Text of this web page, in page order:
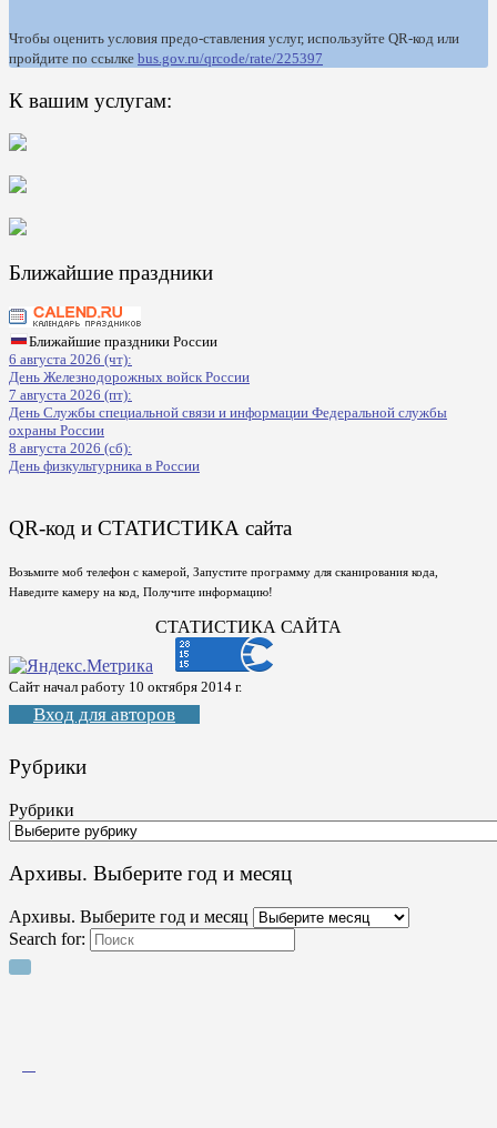
Чтобы оценить условия предо-ставления услуг, используйте QR-код или
пройдите по ссылке bus.gov.ru/qrcode/rate/225397
К вашим услугам:
Ближайшие праздники
Ближайшие праздники России
6 августа 2026 (чт):
День Железнодорожных войск России
7 августа 2026 (пт):
День Службы специальной связи и информации Федеральной службы
охраны России
8 августа 2026 (сб):
День физкультурника в России
QR-код и СТАТИСТИКА сайта
Возьмите моб телефон с камерой, Запустите программу для сканирования кода,
Наведите камеру на код, Получите информацию!
СТАТИСТИКА САЙТА
Сайт начал работу 10 октября 2014 г.
Вход для авторов
Рубрики
Рубрики
Архивы. Выберите год и месяц
Архивы. Выберите год и месяц
Search for: